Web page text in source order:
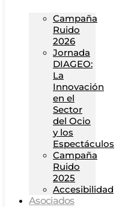
Campaña
Ruido
2026
Jornada
DIAGEO:
La
Innovación
en el
Sector
del Ocio
y los
Espectáculos
Campaña
Ruido
2025
Accesibilidad
Asociados